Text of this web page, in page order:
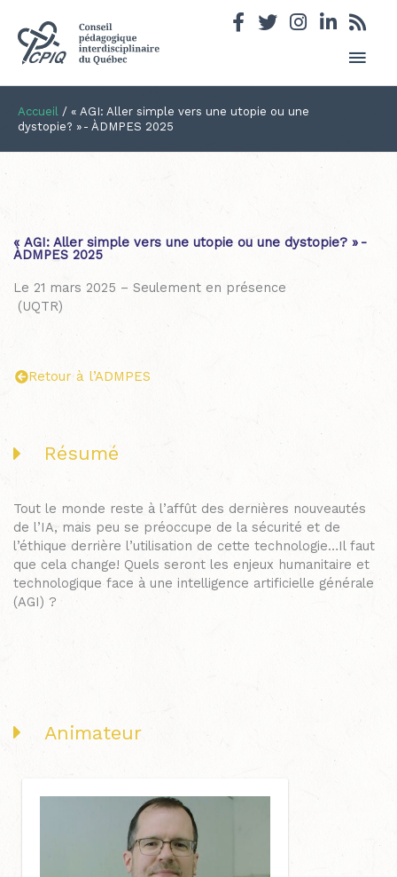
Accueil / « AGI: Aller simple vers une utopie ou une
dystopie? » - ÀDMPES 2025
« AGI: Aller simple vers une utopie ou une dystopie? » -
ÀDMPES 2025
Le 21 mars 2025 – Seulement en présence
(UQTR)
Retour à l’ADMPES
Résumé
Tout le monde reste à l’affût des dernières nouveautés
de l’IA, mais peu se préoccupe de la sécurité et de
l’éthique derrière l’utilisation de cette technologie…Il faut
que cela change! Quels seront les enjeux humanitaire et
technologique face à une intelligence artificielle générale
(AGI) ?
Animateur